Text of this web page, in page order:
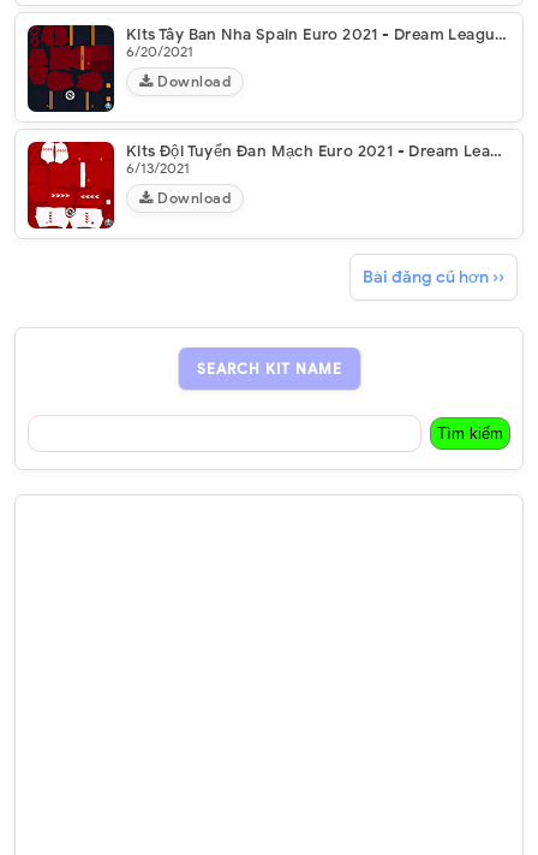
Kits Tây Ban Nha Spain Euro 2021 - Dream League Soccer 2021
6/20/2021
Download
Kits Đội Tuyển Đan Mạch Euro 2021 - Dream League Soccer 2021
6/13/2021
Download
Bài đăng cũ hơn ››
SEARCH KIT NAME